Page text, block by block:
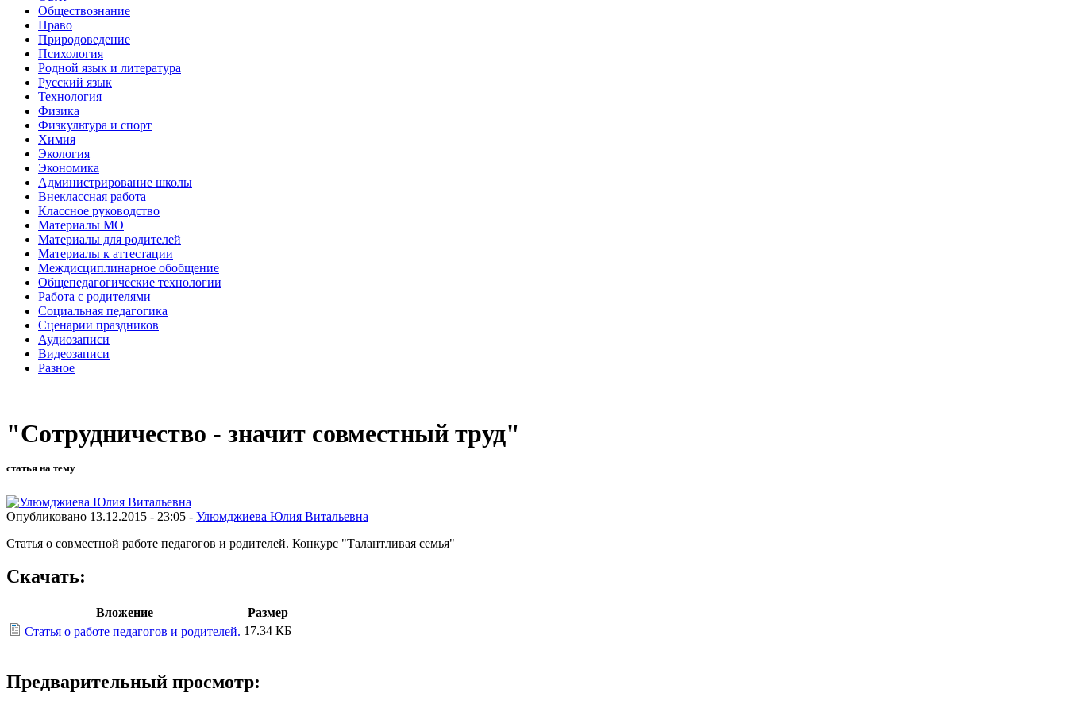
Обществознание
Право
Природоведение
Психология
Родной язык и литература
Русский язык
Технология
Физика
Физкультура и спорт
Химия
Экология
Экономика
Администрирование школы
Внеклассная работа
Классное руководство
Материалы МО
Материалы для родителей
Материалы к аттестации
Междисциплинарное обобщение
Общепедагогические технологии
Работа с родителями
Социальная педагогика
Сценарии праздников
Аудиозаписи
Видеозаписи
Разное
"Сотрудничество - значит совместный труд"
статья на тему
Опубликовано 13.12.2015 - 23:05 - Улюмджиева Юлия Витальевна
Статья о совместной работе педагогов и родителей. Конкурс "Талантливая семья"
Скачать:
Вложение
Размер
Статья о работе педагогов и родителей. 17.34 КБ
Предварительный просмотр: